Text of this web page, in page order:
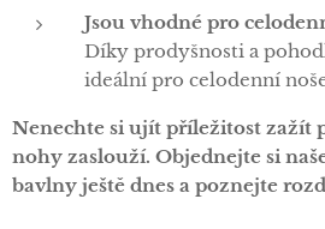
Jsou vhodné pro
Díky prodyšnosti a
ideální pro celodenní
Nenechte si ujít příležitost zažít
nohy zaslouží. Objednejte si
bavlny ještě dnes a poznejte